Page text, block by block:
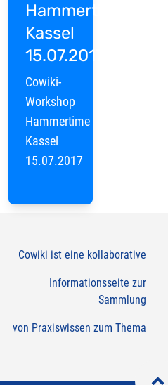
Hammertime
Kassel
15.07.2017
Cowiki-
Workshop
Hammertime
Kassel
15.07.2017
Cowiki ist eine kollaborative
Informationsseite zur
Sammlung
von Praxiswissen zum Thema